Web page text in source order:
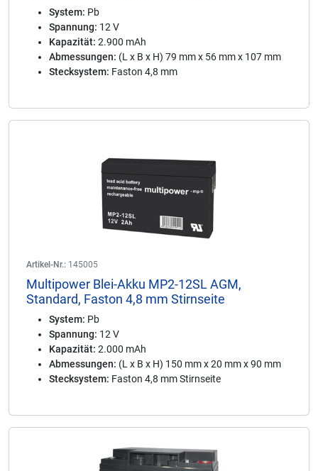
System: Pb
Spannung: 12 V
Kapazität: 2.900 mAh
Abmessungen: (L x B x H) 79 mm x 56 mm x 107 mm
Stecksystem: Faston 4,8 mm
Artikel-Nr.: 145005
Multipower Blei-Akku MP2-12SL AGM,
Standard, Faston 4,8 mm Stirnseite
System: Pb
Spannung: 12 V
Kapazität: 2.000 mAh
Abmessungen: (L x B x H) 150 mm x 20 mm x 90 mm
Stecksystem: Faston 4,8 mm Stirnseite